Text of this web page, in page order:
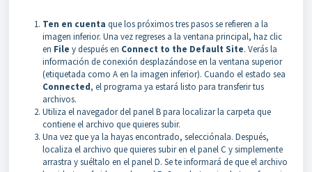
Ten en cuenta que los próximos tres pasos se refieren a la
imagen inferior. Una vez regreses a la ventana principal, haz clic
en File y después en Connect to the Default Site. Verás la
información de conexión desplazándose en la ventana superior
(etiquetada como A en la imagen inferior). Cuando el estado sea
Connected, el programa ya estará listo para transferir tus
archivos.
Utiliza el navegador del panel B para localizar la carpeta que
contiene el archivo que quieres subir.
Una vez que ya la hayas encontrado, selecciónala. Después,
localiza el archivo que quieres subir en el panel C y simplemente
arrastra y suéltalo en el panel D. Se te informará de que el archivo